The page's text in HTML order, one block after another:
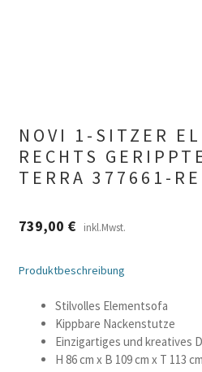
NOVI 1-SITZER
RECHTS
TERRA 377661-RE
739,00 € inkl.Mwst.
Produktbeschreibung
Stilvolles Elementsofa
Kippbare Nackenstutze
Einzigartiges und kreatives
H 86 cm x B 109 cm x T 113 cm